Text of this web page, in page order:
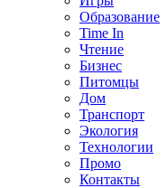
Образование
Time In
Чтение
Бизнес
Питомцы
Дом
Транспорт
Экология
Технологии
Промо
Контакты